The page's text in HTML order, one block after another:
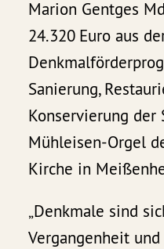
Marion Gentges
24.320 Euro aus
Sanierung,
Konservierung der
Mühleisen-Orgel
Kirche in
„Denkmale sind
Vergangenheit